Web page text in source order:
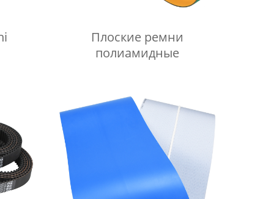
Плоские ремни
полиамидные